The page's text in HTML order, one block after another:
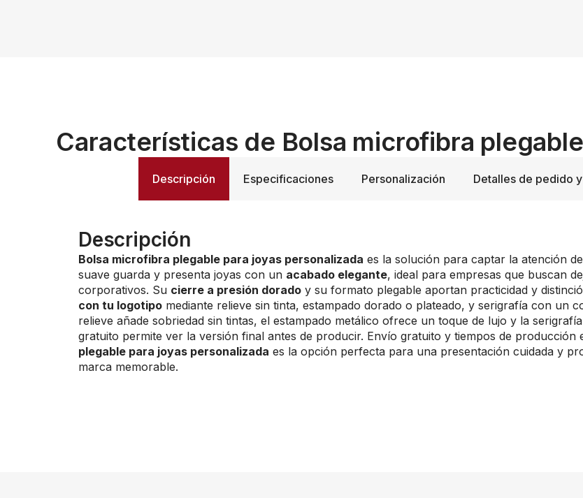
Características de Bolsa microfibra
Descripción Especificaciones Personalización Detalles de pedido
Descripción
Bolsa microfibra plegable para joyas personalizada es la solución para captar la atención
suave guarda y presenta joyas con un acabado elegante, ideal para empresas que buscan
corporativos. Su cierre a presión dorado y su formato plegable aportan practicidad y
con tu logotipo mediante relieve sin tinta, estampado dorado o plateado, y serigrafía con un
relieve añade sobriedad sin tintas, el estampado metálico ofrece un toque de lujo y la
gratuito permite ver la versión final antes de producir. Envío gratuito y tiempos de producción
plegable para joyas personalizada es la opción perfecta para una presentación cuidada y
marca memorable.